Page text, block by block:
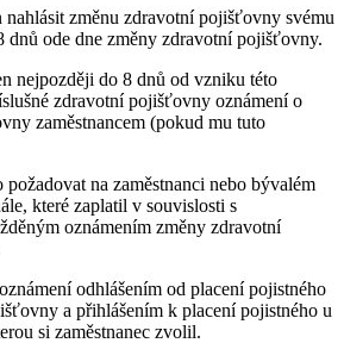
nahlásit změnu zdravotní pojišťovny svému
dnů ode dne změny zdravotní pojišťovny.
nejpozději do 8 dnů od vzniku této
zdravotní pojišťovny oznámení o
zaměstnancem (pokud mu tuto
požadovat na zaměstnanci nebo bývalém
které zaplatil v souvislosti s
oznámením změny zdravotní
odhlášením od placení pojistného
a přihlášením k placení pojistného u
si zaměstnanec zvolil.